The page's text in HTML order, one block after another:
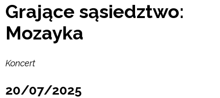
Grające sąsiedztwo:
Mozayka
Koncert
20/07/2025